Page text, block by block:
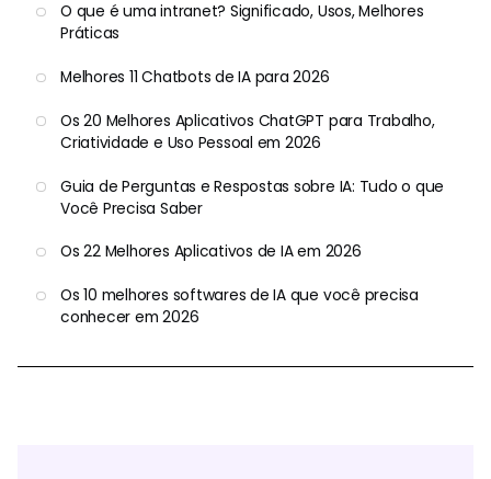
O que é uma intranet? Significado, Usos, Melhores
Práticas
Melhores 11 Chatbots de IA para 2026
Os 20 Melhores Aplicativos ChatGPT para Trabalho,
Criatividade e Uso Pessoal em 2026
Guia de Perguntas e Respostas sobre IA: Tudo o que
Você Precisa Saber
Os 22 Melhores Aplicativos de IA em 2026
Os 10 melhores softwares de IA que você precisa
conhecer em 2026